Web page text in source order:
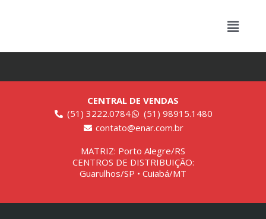
CENTRAL DE VENDAS
(51) 3222.0784
(51) 98915.1480
contato@enar.com.br
MATRIZ: Porto Alegre/RS
CENTROS DE DISTRIBUIÇÃO:
Guarulhos/SP • Cuiabá/MT